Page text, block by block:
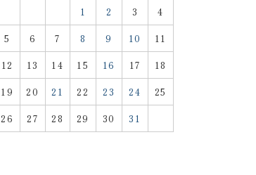
1
2 3 4
5 6 7 8 9 10 11
12 13 14 15 16 17 18
19 20 21 22 23 24 25
26 27 28 29 30 31